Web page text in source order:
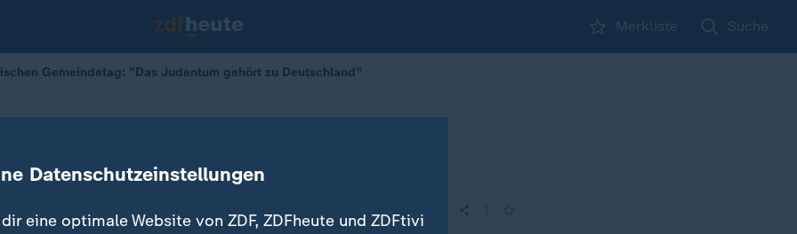
Merkliste Suche
Gemeindetag: "Das Judentum gehört zu Deutschland"
Gemeindetag
gehört zu Deutschland"
Datenschutzeinstellungen
eine optimale Website von ZDF, ZDFheute und ZDFtivi